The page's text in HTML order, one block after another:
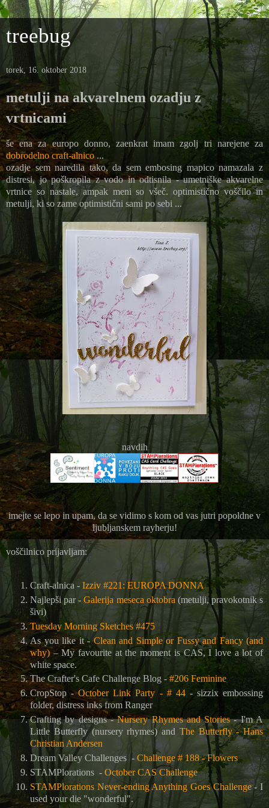
treebug
torek, 16. oktober 2018
metulji na akvarelnem ozadju z
vrtnicami
še ena za europo donno, zaenkrat imam zgolj tri narejene za
dobrodelno craft-alnico...
ozadje sem naredila tako, da sem embosing mapico namazala z
distresi, jo poškropila z vodo in odtisnila - umetniške akvarelne
vrtnice so nastale, ampak meni so všeč. optimistično voščilo in
metulji, ki so zame optimistični sami po sebi ...
navdih
imejte se lepo in upam, da se vidimo s kom od vas jutri popoldne v
ljubljanskem rayherju!
voščilnico prijavljam:
Craft-alnica - Izziv #221: EUROPA DONNA
Najlepši par -Galerija meseca oktobra (metulji, pravokotnik s
šivi)
Tuesday Morning Sketches #475
As you like it -Clean and Simple or Fussy and Fancy (and
why)– My favourite at the moment is CAS, I love a lot of
white space.
The Crafter's Cafe Challenge Blog - #206 Feminine
CropStop -October Link Party - # 44- sizzix embossing
folder, distress inks from Ranger
Crafting by designs -Nursery Rhymes and Stories- I'm A
Little Butterfly (nursery rhymes) and The Butterfly - Hans
Christian Andersen
Dream Valley Challenges - Challenge # 188 - Flowers
STAMPlorations - October CAS Challenge
STAMPlorations Never-ending Anything Goes Challenge- I
used your die "wonderful".